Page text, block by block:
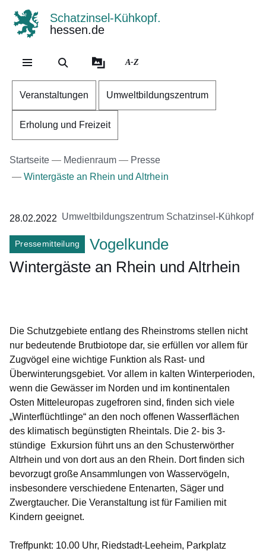
Schatzinsel-Kühkopf.
hessen.de
A-Z
Veranstaltungen Umweltbildungszentrum
Erholung und Freizeit
Startseite Medienraum
Presse
Wintergäste an Rhein und Altrhein
28.02.2022 Umweltbildungszentrum Schatzinsel-Kühkopf
Pressemitteilung
Vogelkunde
Wintergäste an Rhein und Altrhein
Die Schutzgebiete entlang des Rheinstroms stellen nicht
nur bedeutende Brutbiotope dar, sie erfüllen vor allem für
Zugvögel eine wichtige Funktion als Rast- und
Überwinterungsgebiet. Vor allem in kalten Winterperioden,
wenn die Gewässer im Norden und im kontinentalen
Osten Mitteleuropas zugefroren sind, finden sich viele
„Winterflüchtlinge“ an den noch offenen Wasserflächen
des klimatisch begünstigten Rheintals. Die 2- bis 3-
stündige Exkursion führt uns an den Schusterwörther
Altrhein und von dort aus an den Rhein. Dort finden sich
bevorzugt große Ansammlungen von Wasservögeln,
insbesondere verschiedene Entenarten, Säger und
Zwergtaucher. Die Veranstaltung ist für Familien mit
Kindern geeignet.
Treffpunkt: 10.00 Uhr, Riedstadt-Leeheim, Parkplatz